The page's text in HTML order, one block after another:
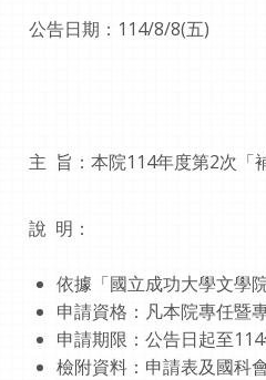
公告日期：114/8/8(五)
主 旨：本院114年度第2次「
說 明：
依據「國立成功大學文學
申請資格：凡本院專任暨
申請期限：公告日起至
檢附資料：申請表及國科